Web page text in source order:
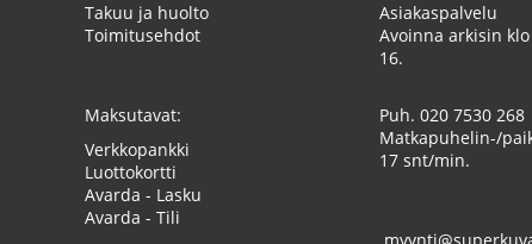
Takuu ja huolto
Toimitusehdot
Maksutavat:
Verkkopankki
Luottokortti
Avarda - Lasku
Avarda - Tili
Asiakaspalvelu
Avoinna arkisin klo
16.
Puh. 020 7530 268
Matkapuhelin-/
17 snt/min.